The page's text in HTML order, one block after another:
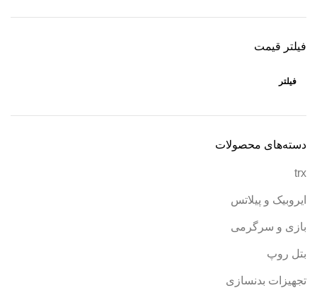
فیلتر قیمت
فیلتر
دسته‌های محصولات
trx
ایروبیک و پیلاتس
بازی و سرگرمی
بتل روپ
تجهیزات بدنسازی